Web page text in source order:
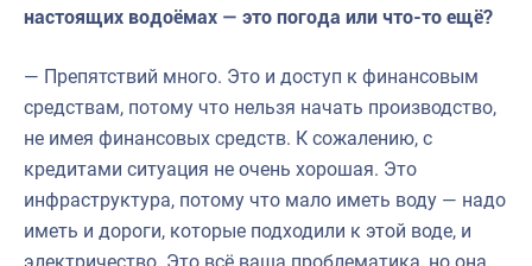
настоящих водоёмах — это погода или что-то ещё?
— Препятствий много. Это и доступ к финансовым
средствам, потому что нельзя начать производство,
не имея финансовых средств. К сожалению, с
кредитами ситуация не очень хорошая. Это
инфраструктура, потому что мало иметь воду — надо
иметь и дороги, которые подходили к этой воде, и